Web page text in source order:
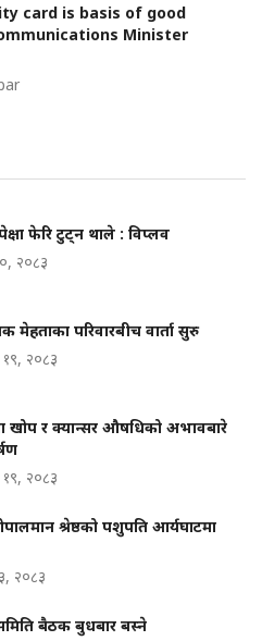
card is basis of good
Minister
फेरि टुट्न थाले : विप्लव
२०८३
मेहताका परिवारबीच वार्ता सुरु
२०८३
खोप र क्यान्सर औषधिको अभावबारे
२०८३
श्रेष्ठको पशुपति आर्यघाटमा
२०८३
बैठक बुधबार बस्ने